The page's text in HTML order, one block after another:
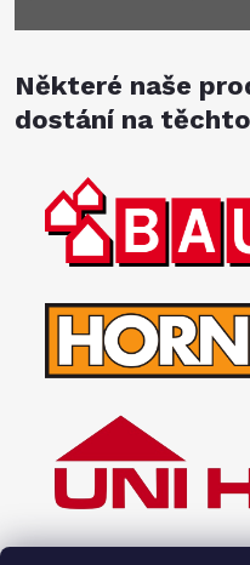
Některé naše
dostání na